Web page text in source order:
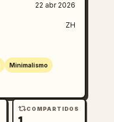
22 abr 2026
ZH
Minimalismo
COMPARTIDOS